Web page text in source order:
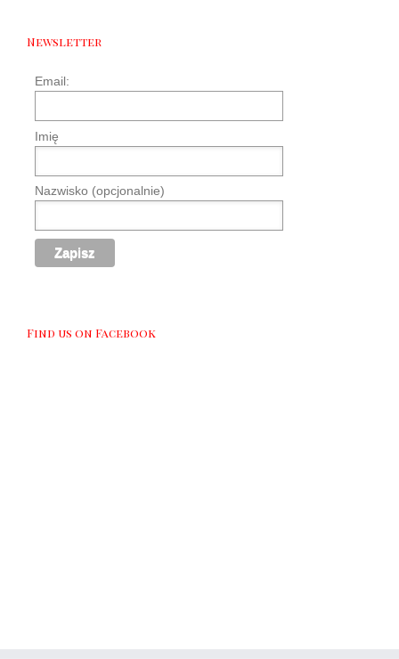
Newsletter
Email:
Imię
Nazwisko (opcjonalnie)
Find us on Facebook